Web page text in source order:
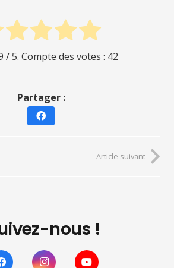
/ 5. Compte des votes : 42
Partager :
Article suivant
nous !